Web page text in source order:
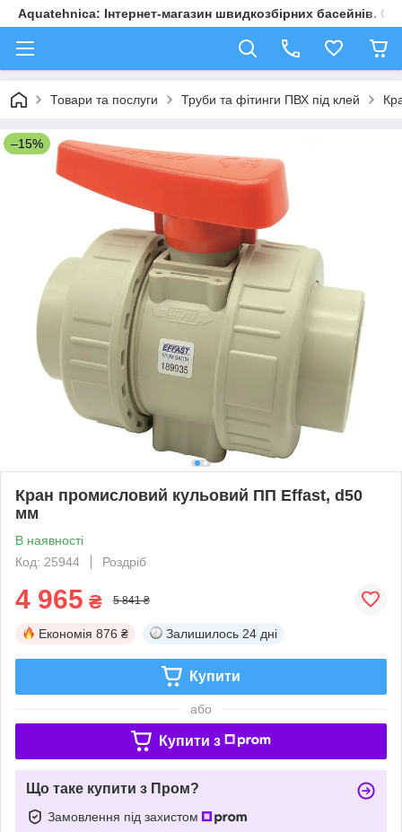
Aquatehnica: Інтернет-магазин швидкозбірних басейнів.
Товари та послуги Труби та фітинги ПВХ під клей
–15%
Кран промисловий кульовий ПП Effast, d50
мм
В наявності
Код: 25944
Роздріб
4 965 ₴ 5 841 ₴
Економія 876 ₴ Залишилось 24 дні
Купити
або
Купити з
Що таке купити з Пром?
Замовлення під захистом